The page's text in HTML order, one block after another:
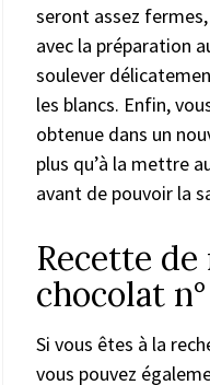
seront assez
avec la préparation
soulever
les blancs. Enfin,
obtenue dans un
plus qu’à la mettre
avant de pouvoir la
Recette de
chocolat
Si vous êtes à la
vous pouvez